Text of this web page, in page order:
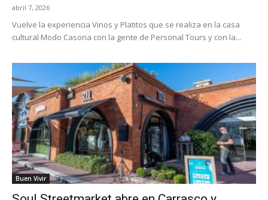
abril 7, 2026
Vuelve la experiencia Vinos y Platitos que se realiza en la casa
cultural Modo Casona con la gente de Personal Tours y con la...
Buen Vivir